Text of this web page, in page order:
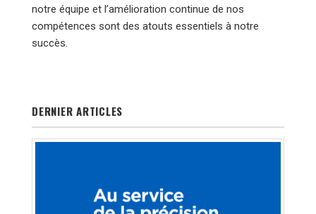
notre équipe et l’amélioration continue de nos
compétences sont des atouts essentiels à notre
succès.
DERNIER ARTICLES